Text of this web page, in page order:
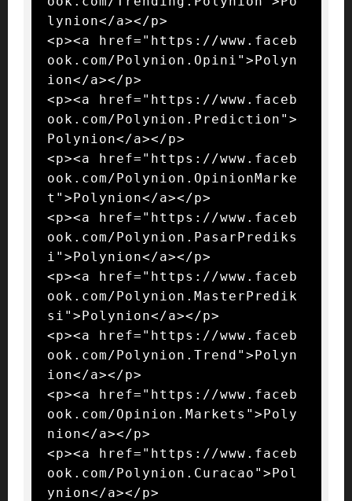
lynion</a></p>
<p><a href="https://www.faceb
ook.com/Polynion.Opini">Polyn
ion</a></p>
<p><a href="https://www.faceb
ook.com/Polynion.Prediction">
Polynion</a></p>
<p><a href="https://www.faceb
ook.com/Polynion.OpinionMarke
t">Polynion</a></p>
<p><a href="https://www.faceb
ook.com/Polynion.PasarPrediks
i">Polynion</a></p>
<p><a href="https://www.faceb
ook.com/Polynion.MasterPredik
si">Polynion</a></p>
<p><a href="https://www.faceb
ook.com/Polynion.Trend">Polyn
ion</a></p>
<p><a href="https://www.faceb
ook.com/Opinion.Markets">Poly
nion</a></p>
<p><a href="https://www.faceb
ook.com/Polynion.Curacao">Pol
ynion</a></p>